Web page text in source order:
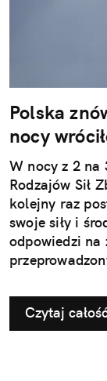
Polska
nocy
W nocy z 2 na
Rodzajów Sił
kolejny raz
swoje siły i
odpowiedzi
Czytaj